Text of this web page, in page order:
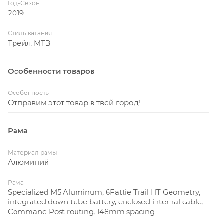
Год-Сезон
2019
Стиль катания
Трейл, MTB
Особенности товаров
Особенность
Отправим этот товар в твой город!
Рама
Материал рамы
Алюминий
Рама
Specialized M5 Aluminum, 6Fattie Trail HT Geometry,
integrated down tube battery, enclosed internal cable,
Command Post routing, 148mm spacing